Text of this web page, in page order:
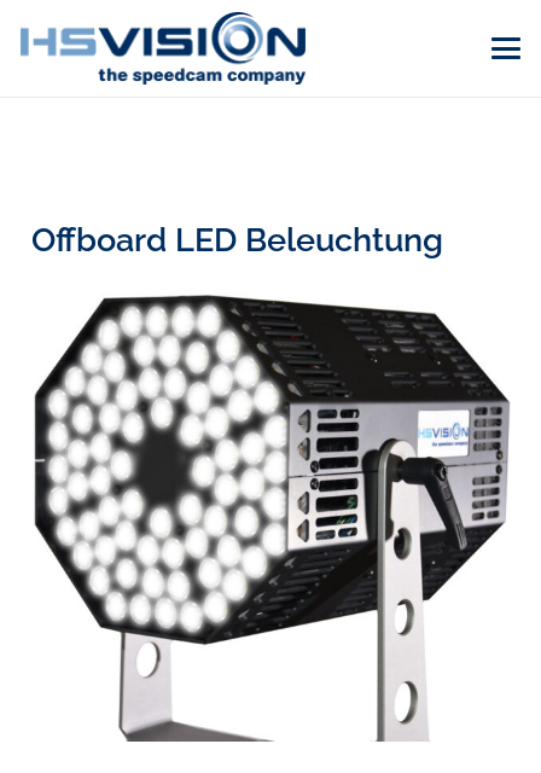
Offboard LED Beleuchtung